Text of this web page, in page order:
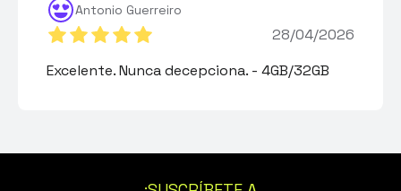
Antonio Guerreiro
28/04/2026
Excelente. Nunca decepciona. - 4GB/32GB